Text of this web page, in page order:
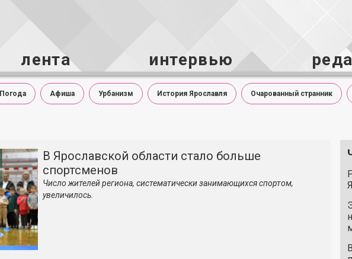
лента интервью
Погода Афиша Урбанизм История Ярославля Очарованный странник
В Ярославской области стало больше
спортсменов
Число жителей региона, систематически занимающихся спортом,
увеличилось.